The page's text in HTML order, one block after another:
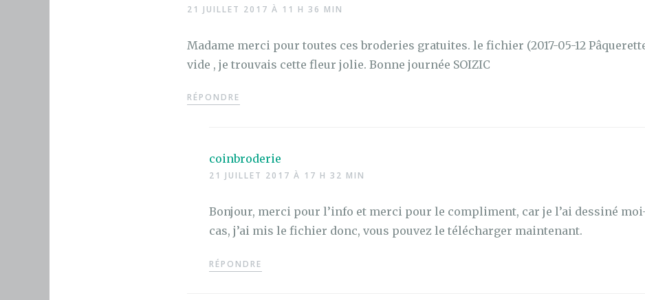
21 JUILLET 2017 À 11 H 36 MIN
Madame merci pour toutes ces broderies gratuites. le fichier (2017-05-12
vide , je trouvais cette fleur jolie. Bonne journée SOIZIC
RÉPONDRE
coinbroderie
21 JUILLET 2017 À 17 H 32 MIN
Bonjour, merci pour l’info et merci pour le compliment, car je l’ai dessiné
cas, j’ai mis le fichier donc, vous pouvez le télécharger maintenant.
RÉPONDRE